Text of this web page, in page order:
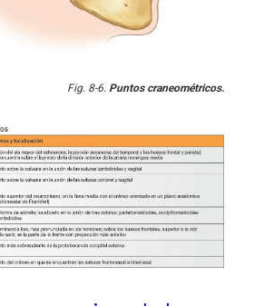
Fig. 8-6. Puntos craneométricos.